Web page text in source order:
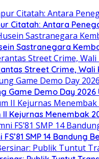
Citatah: Antara
Sastranegara
Street Crime,
Game Demo Day 2026
II Kejurnas Menembak
SMP 14